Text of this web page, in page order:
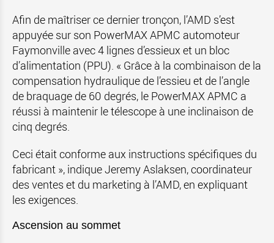
Afin de maîtriser ce dernier tronçon, l’AMD s’est
appuyée sur son PowerMAX APMC automoteur
Faymonville avec 4 lignes d’essieux et un bloc
d’alimentation (PPU). « Grâce à la combinaison de la
compensation hydraulique de l’essieu et de l’angle
de braquage de 60 degrés, le PowerMAX APMC a
réussi à maintenir le télescope à une inclinaison de
cinq degrés.
Ceci était conforme aux instructions spécifiques du
fabricant », indique Jeremy Aslaksen, coordinateur
des ventes et du marketing à l’AMD, en expliquant
les exigences.
Ascension au sommet